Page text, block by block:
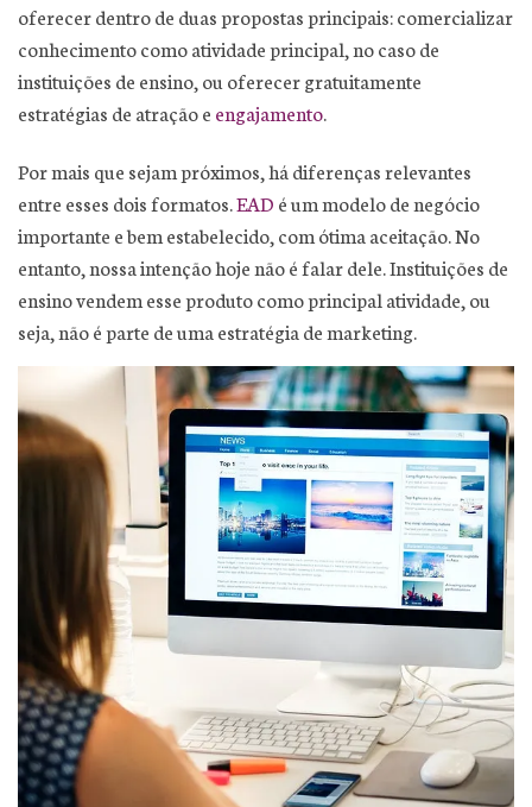
oferecer dentro de duas propostas principais: comercializar
conhecimento como atividade principal, no caso de
instituições de ensino, ou oferecer gratuitamente
estratégias de atração e engajamento
Por mais que sejam próximos, há diferenças relevantes
entre esses dois formatos.EAD é um modelo de negócio
importante e bem estabelecido, com ótima aceitação. No
entanto, nossa intenção hoje não é falar dele. Instituições de
ensino vendem esse produto como principal atividade, ou
seja, não é parte de uma estratégia de marketing.